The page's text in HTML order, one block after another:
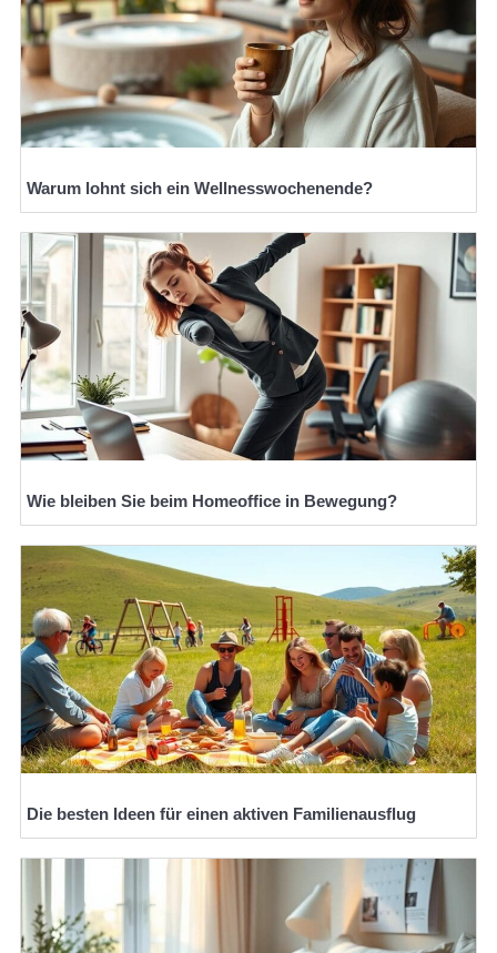
Warum lohnt sich ein Wellnesswochenende?
Wie bleiben Sie beim Homeoffice in Bewegung?
Die besten Ideen für einen aktiven Familienausflug